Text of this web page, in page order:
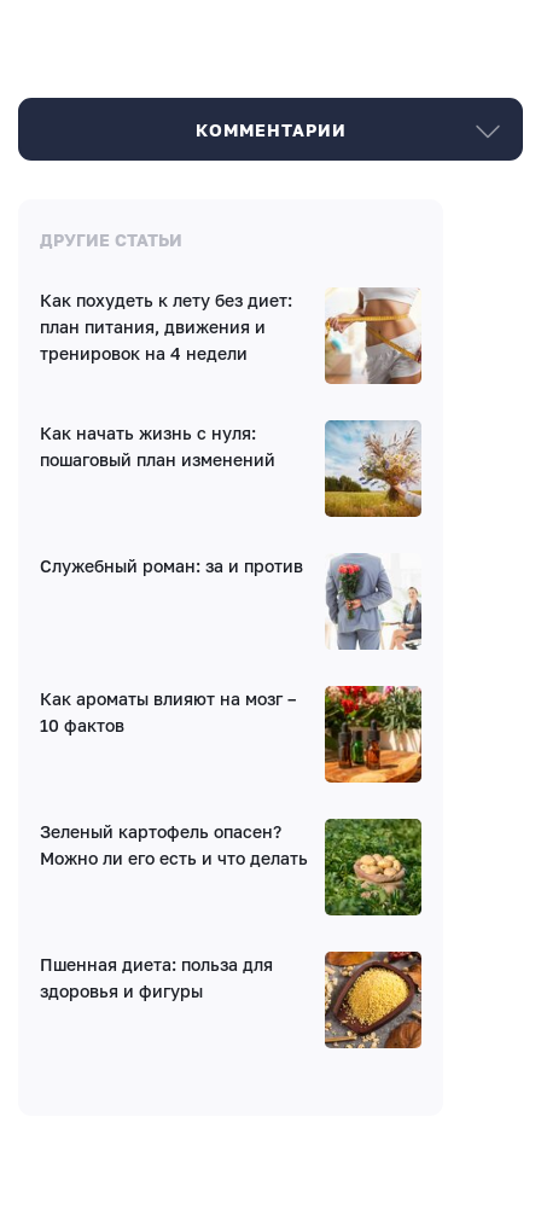
КОММЕНТАРИИ
Нет комментариев
Имя*
Получать уведомления об ответах
Введите код:
ДРУГИЕ СТАТЬИ
Как похудеть к лету без диет:
план питания, движения и
тренировок на 4 недели
Как начать жизнь с нуля:
пошаговый план изменений
Служебный роман: за и против
Как ароматы влияют на мозг –
10 фактов
Зеленый картофель опасен?
Можно ли его есть и что делать
Пшенная диета: польза для
здоровья и фигуры